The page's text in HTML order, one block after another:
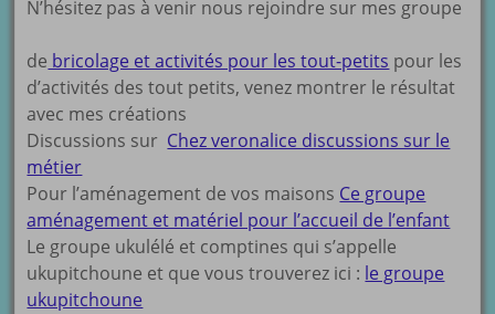
N’hésitez pas à venir nous rejoindre sur mes groupe
de bricolage et activités pour les tout-petits pour les
d’activités des tout petits, venez montrer le résultat
avec mes créations
Discussions sur Chez veronalice discussions sur le
métier
Pour l’aménagement de vos maisons Ce groupe
aménagement et matériel pour l’accueil de l’enfant
Le groupe ukulélé et comptines qui s’appelle
ukupitchoune et que vous trouverez ici : le groupe
ukupitchoune